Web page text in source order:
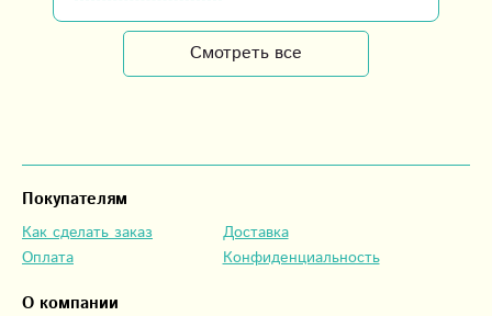
Смотреть все
Покупателям
Как сделать заказ
Оплата
Доставка
Конфиденциальность
О компании